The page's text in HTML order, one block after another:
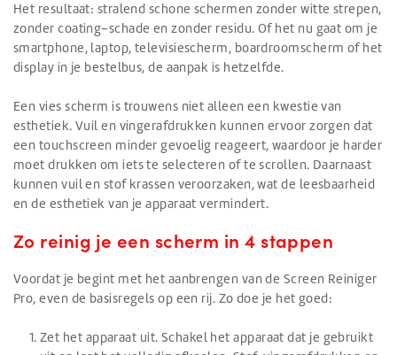
Het resultaat: stralend schone schermen zonder witte strepen,
zonder coating-schade en zonder residu. Of het nu gaat om je
smartphone, laptop, televisiescherm, boardroomscherm of het
display in je bestelbus, de aanpak is hetzelfde.
Een vies scherm is trouwens niet alleen een kwestie van
esthetiek. Vuil en vingerafdrukken kunnen ervoor zorgen dat
een touchscreen minder gevoelig reageert, waardoor je harder
moet drukken om iets te selecteren of te scrollen. Daarnaast
kunnen vuil en stof krassen veroorzaken, wat de leesbaarheid
en de esthetiek van je apparaat vermindert.
Zo reinig je een scherm in 4 stappen
Voordat je begint met het aanbrengen van de Screen Reiniger
Pro, even de basisregels op een rij. Zo doe je het goed:
Zet het apparaat uit. Schakel het apparaat dat je gebruikt